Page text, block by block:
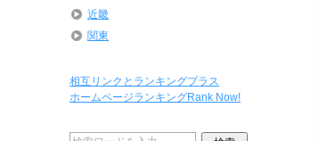
近畿
関東
相互リンクとランキングプラス
ホームページランキングRank Now!